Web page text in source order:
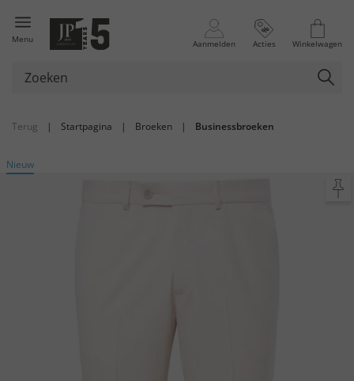
Menu Aanmelden Acties Winkelwagen
Terug | Startpagina | Broeken | Businessbroeken
Nieuw